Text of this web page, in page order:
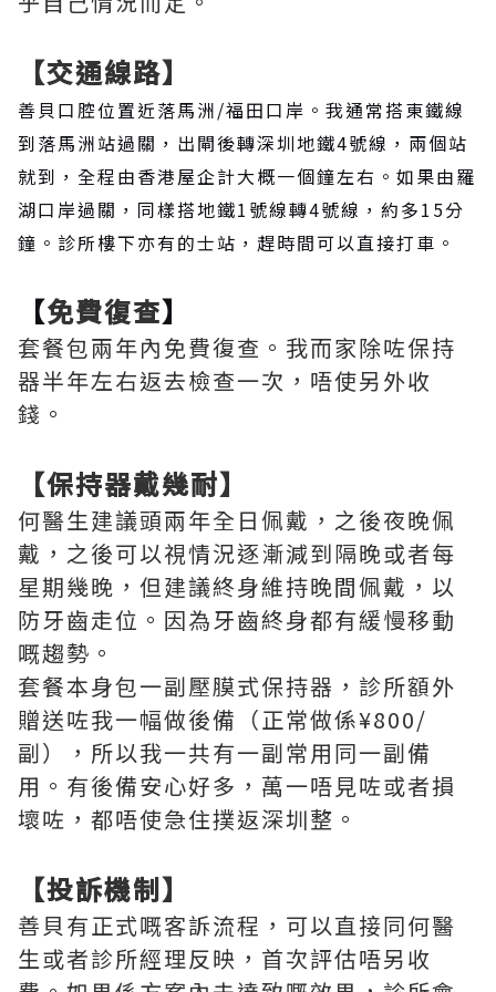
【交通線路】
善貝口腔位置近落馬洲/福田口岸。我通常搭東鐵線
到落馬洲站過關，出閘後轉深圳地鐵4號線，兩個站
就到，全程由香港屋企計大概一個鐘左右。如果由羅
湖口岸過關，同樣搭地鐵1號線轉4號線，約多15分
鐘。診所樓下亦有的士站，趕時間可以直接打車。
【免費復查】
套餐包兩年內免費復查。我而家除咗保持
器半年左右返去檢查一次，唔使另外收
錢。
【保持器戴幾耐】
何醫生建議頭兩年全日佩戴，之後夜晚佩
戴，之後可以視情況逐漸減到隔晚或者每
星期幾晚，但建議終身維持晚間佩戴，以
防牙齒走位。因為牙齒終身都有緩慢移動
嘅趨勢。
套餐本身包一副壓膜式保持器，診所額外
贈送咗我一幅做後備（正常做係¥800/
副），所以我一共有一副常用同一副備
用。有後備安心好多，萬一唔見咗或者損
壞咗，都唔使急住撲返深圳整。
【投訴機制】
善貝有正式嘅客訴流程，可以直接同何醫
生或者診所經理反映，首次評估唔另收